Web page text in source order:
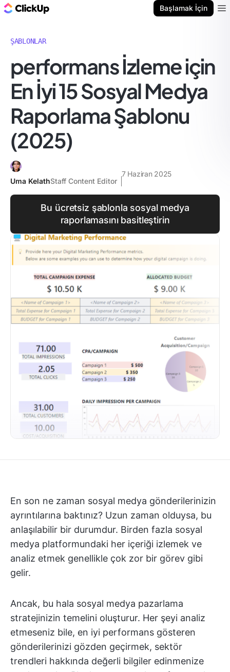
Başlamak İçin
ŞABLONLAR
performans İzleme için
En İyi 15 Sosyal Medya
Raporlama Şablonu
(2025)
Uma KelathStaff Content Editor
7 Haziran 2025
Bu ücretsiz şablonla sosyal medya
raporlamasını basitleştirin
En son ne zaman sosyal medya gönderilerinizin
ayrıntılarına baktınız? Uzun zaman olduysa, bu
anlaşılabilir bir durumdur. Birden fazla sosyal
medya platformundaki her içeriği izlemek ve
analiz etmek genellikle çok zor bir görev gibi
gelir.
Ancak, bu hala sosyal medya pazarlama
stratejinizin temelini oluşturur. Her şeyi analiz
etmeseniz bile, en iyi performans gösteren
gönderilerinizi gözden geçirmek, sektör
trendleri hakkında değerli bilgiler edinmenize